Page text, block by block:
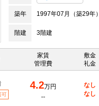
築年 1997年07月（築29年）
階建 3階建
家賃
管理費
敷金
礼金
可
4.2万円
--
なし
なし